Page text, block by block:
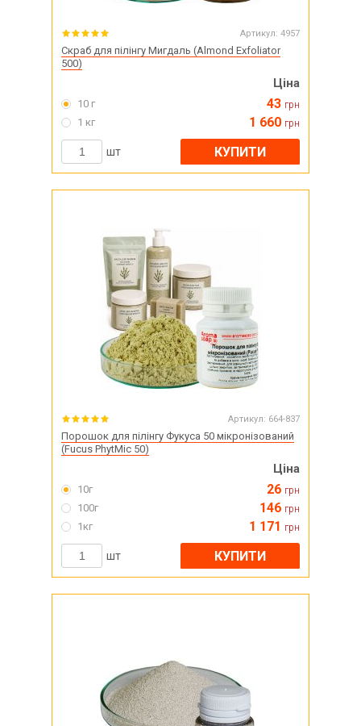
Артикул: 4957
Скраб для пілінгу Мигдаль (Almond Exfoliator
500)
Ціна
10 г 43 грн
1 кг 1 660 грн
шт КУПИТИ
Артикул: 664-837
Порошок для пілінгу Фукуса 50 мікронізований
(Fucus PhytMic 50)
Ціна
10г 26 грн
100г 146 грн
1кг 1 171 грн
шт КУПИТИ